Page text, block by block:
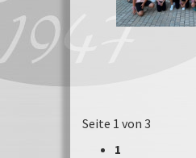
Seite 1 von 3
1